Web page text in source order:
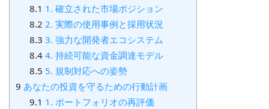
8.1 1. 確立された市場ポジション
8.2 2. 実際の使用事例と採用状況
8.3 3. 強力な開発者エコシステム
8.44. 持続可能な資金調達モデル
8.5 5. 規制対応への姿勢
9 あなたの投資を守るための行動計画
9.1 1. ポートフォリオの再評価